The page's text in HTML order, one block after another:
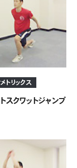
トリックス
スクワットジャンプ